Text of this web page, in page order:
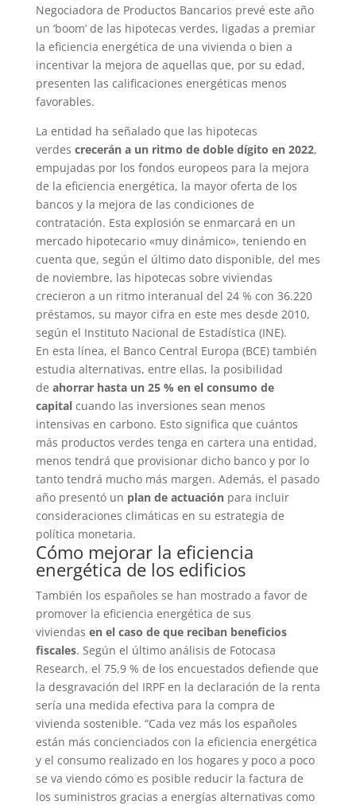
Negociadora de Productos Bancarios prevé este año
un ‘boom’ de las hipotecas verdes, ligadas a premiar
la eficiencia energética de una vivienda o bien a
incentivar la mejora de aquellas que, por su edad,
presenten las calificaciones energéticas menos
favorables.
La entidad ha señalado que las hipotecas
verdes crecerán a un ritmo de doble dígito en 2022,
empujadas por los fondos europeos para la mejora
de la eficiencia energética, la mayor oferta de los
bancos y la mejora de las condiciones de
contratación. Esta explosión se enmarcará en un
mercado hipotecario «muy dinámico», teniendo en
cuenta que, según el último dato disponible, del mes
de noviembre, las hipotecas sobre viviendas
crecieron a un ritmo interanual del 24 % con 36.220
préstamos, su mayor cifra en este mes desde 2010,
según el Instituto Nacional de Estadística (INE).
En esta línea, el Banco Central Europa (BCE) también
estudia alternativas, entre ellas, la posibilidad
de ahorrar hasta un 25 % en el consumo de
capitalcuando las inversiones sean menos
intensivas en carbono. Esto significa que cuántos
más productos verdes tenga en cartera una entidad,
menos tendrá que provisionar dicho banco y por lo
tanto tendrá mucho más margen. Además, el pasado
año presentó un plan de actuaciónpara incluir
consideraciones climáticas en su estrategia de
política monetaria.
Cómo mejorar la eficiencia
energética de los edificios
También los españoles se han mostrado a favor de
promover la eficiencia energética de sus
viviendas en el caso de que reciban beneficios
fiscales. Según el último análisis de Fotocasa
Research, el 75,9 % de los encuestados defiende que
la desgravación del IRPF en la declaración de la renta
sería una medida efectiva para la compra de
vivienda sostenible. “Cada vez más los españoles
están más concienciados con la eficiencia energética
y el consumo realizado en los hogares y poco a poco
se va viendo cómo es posible reducir la factura de
los suministros gracias a energías alternativas como